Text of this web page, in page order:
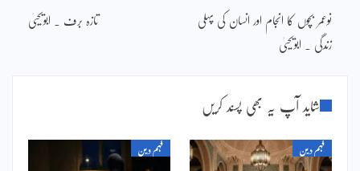
نوعمر بچوں کا انجام اور انسان کی پہلی
زندگی ۔ ابویحییٰ
تازہ برف ۔ ابویحییٰ
شاید آپ یہ بھی پسند کریں
فہم دین فہم دین